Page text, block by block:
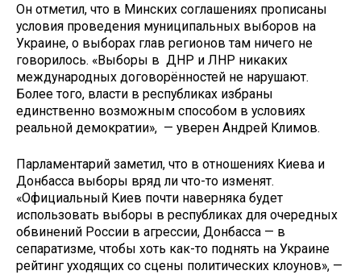
Он отметил, что в Минских соглашениях прописаны
условия проведения муниципальных выборов на
Украине, о выборах глав регионов там ничего не
говорилось. «Выборы в ДНР и ЛНР никаких
международных договорённостей не нарушают.
Более того, власти в республиках избраны
единственно возможным способом в условиях
реальной демократии», — уверен Андрей Климов.
Парламентарий заметил, что в отношениях Киева и
Донбасса выборы вряд ли что-то изменят.
«Официальный Киев почти наверняка будет
использовать выборы в республиках для очередных
обвинений России в агрессии, Донбасса — в
сепаратизме, чтобы хоть как-то поднять на Украине
рейтинг уходящих со сцены политических клоунов», —